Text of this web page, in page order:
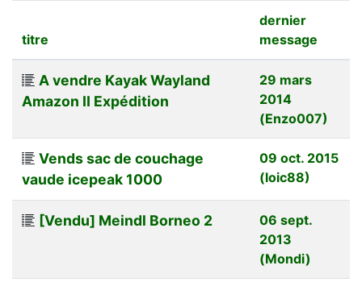
titre
dernier
message
A vendre Kayak Wayland
Amazon II Expédition
29 mars
2014
(Enzo007)
Vends sac de couchage
vaude icepeak 1000
09 oct. 2015
(loic88)
[Vendu] Meindl Borneo 2
06 sept.
2013
(Mondi)